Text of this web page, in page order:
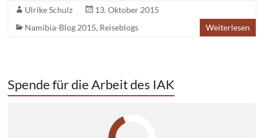
Ulrike Schulz
13. Oktober 2015
Namibia-Blog 2015, Reiseblogs Weiterlesen
Spende für die Arbeit des IAK